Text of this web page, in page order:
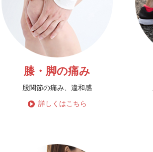
膝・脚の痛み
股関節の痛み、違和感
詳しくはこちら